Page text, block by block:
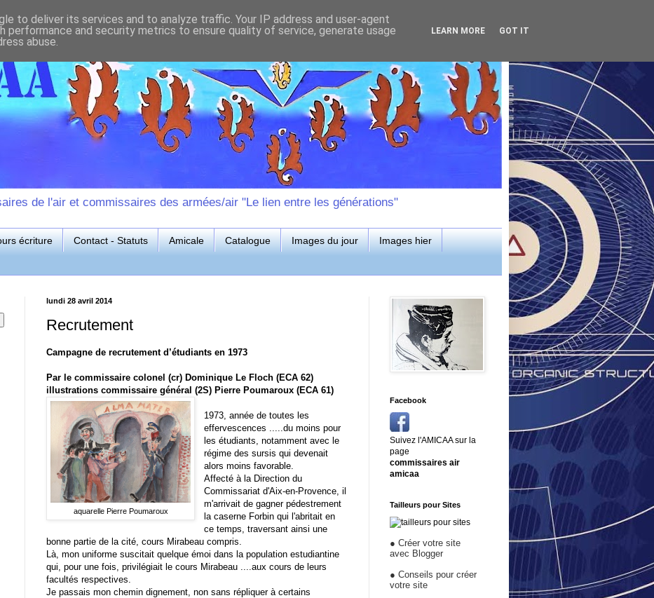
de l'air et commissaires des armées/air "Le lien entre les générations"
écriture Contact - Statuts Amicale Catalogue Images du jour Images hier
lundi 28 avril 2014
Recrutement
Campagne de recrutement d’étudiants en 1973
Par le commissaire colonel (cr) Dominique Le Floch (ECA 62)
illustrations commissaire général (2S) Pierre Poumaroux (ECA 61)
aquarelle Pierre Poumaroux
1973, année de toutes les
effervescences .....du moins pour
les étudiants, notamment avec le
régime des sursis qui devenait
alors moins favorable.
Affecté à la Direction du
Commissariat d'Aix-en-Provence, il
m'arrivait de gagner pédestrement
la caserne Forbin qui l'abritait en
ce temps, traversant ainsi une
bonne partie de la cité, cours Mirabeau compris.
Là, mon uniforme suscitait quelque émoi dans la population estudiantine
qui, pour une fois, privilégiait le cours Mirabeau ....aux cours de leurs
facultés respectives.
Je passais mon chemin dignement, non sans répliquer à certains
Facebook
Suivez l'AMICAA sur la
page
commissaires air
amicaa
Tailleurs pour Sites
● Créer votre site
avec Blogger
● Conseils pour créer
votre site
to deliver its services and to analyze traffic. Your IP address and user-agent
performance and security metrics to ensure quality of service, generate usage
abuse.
LEARN MORE GOT IT